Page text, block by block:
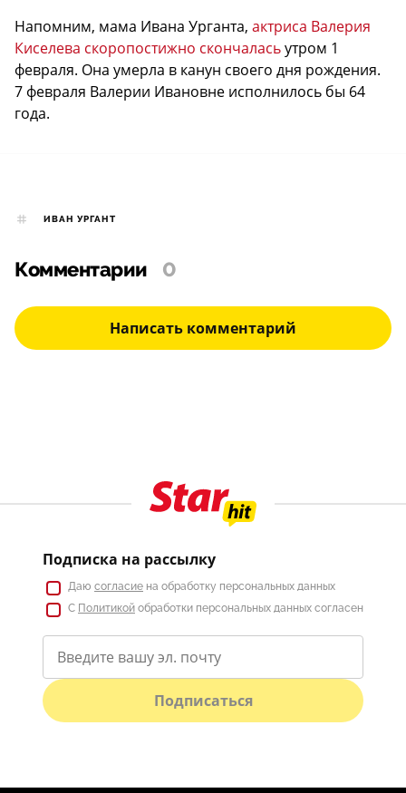
Напомним, мама Ивана Урганта, актриса Валерия
Киселева скоропостижно скончаласьутром 1
февраля. Она умерла в канун своего дня рождения.
7 февраля Валерии Ивановне исполнилось бы 64
года.
ИВАН УРГАНТ
Комментарии 0
Написать комментарий
Подписка на рассылку
Даю согласие на обработку персональных данных
С Политикой обработки персональных данных согласен
Подписаться